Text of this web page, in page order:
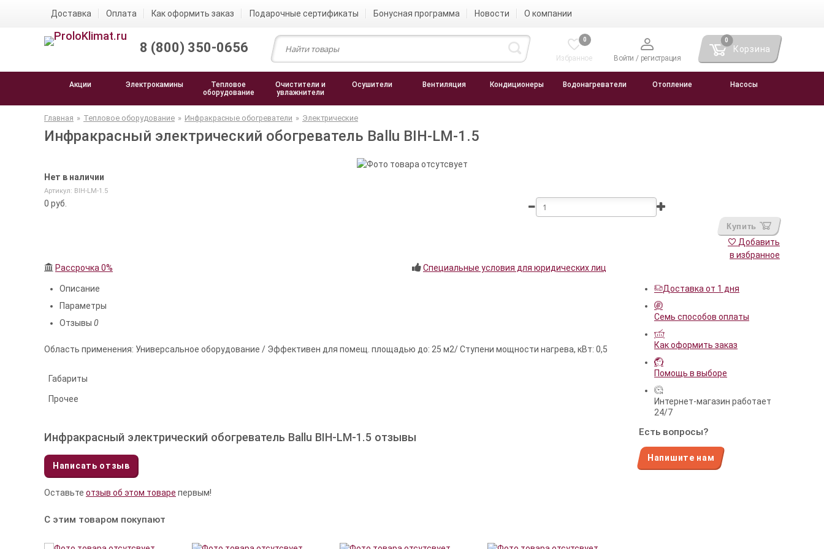
Доставка Оплата Как оформить заказ Подарочные сертификаты Бонусная программа Новости О компании
8 (800) 350-0656
0
Избранное Войти / регистрация
0
Корзина
Акции Электрокамины
Тепловое
оборудование
Очистители и
увлажнители
Осушители Вентиляция Кондиционеры Водонагреватели Отопление Насосы
Главная » Тепловое оборудование » Инфракрасные обогреватели » Электрические
Инфракрасный электрический обогреватель Ballu BIH-LM-1.5
Нет в наличии
Артикул: BIH-LM-1.5
0 руб.
Купить
Добавить
в избранное
Рассрочка 0%
Специальные условия для юридических лиц
Доставка от 1 дня
Семь способов оплаты
Как оформить заказ
Помощь в выборе
Интернет-магазин работает
24/7
Есть вопросы?
Напишите нам
Описание
Параметры
Отзывы 0
Область применения: Универсальное оборудование / Эффективен для помещ. площадью до: 25 м2/ Ступени мощности нагрева, кВт: 0,5
Габариты
Прочее
Инфракрасный электрический обогреватель Ballu BIH-LM-1.5 отзывы
Написать отзыв
Оставьте отзыв об этом товаре первым!
С этим товаром покупают